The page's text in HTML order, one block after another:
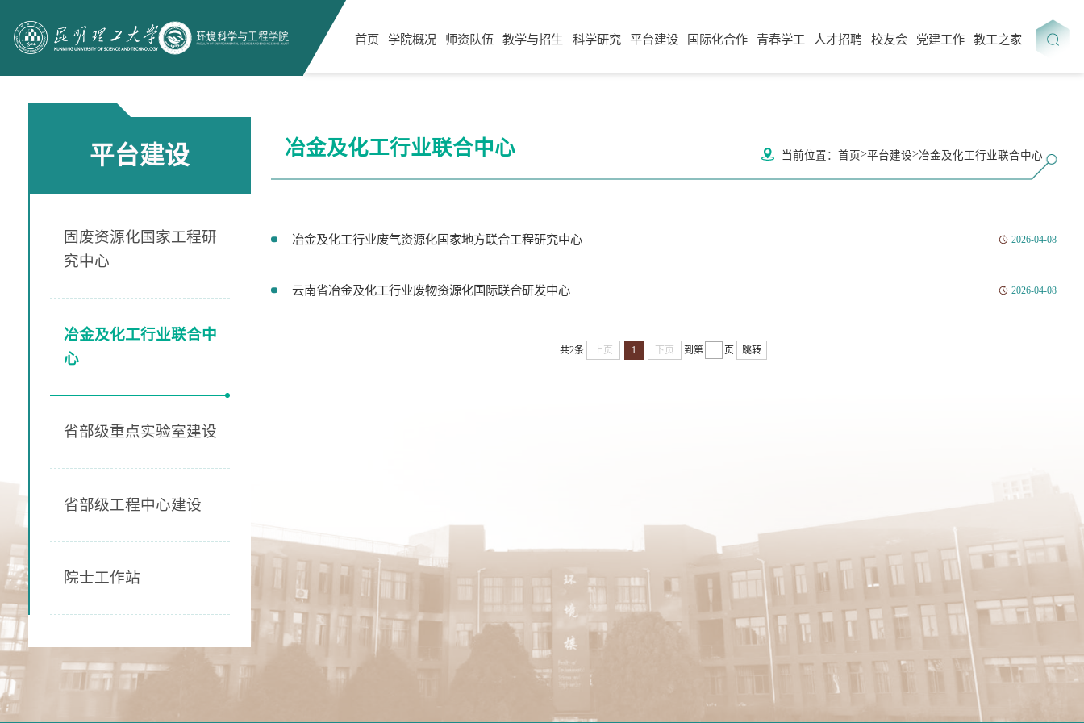
首页 学院概况 师资队伍 教学与招生 科学研究 平台建设 国际化合作 青春学工 人才招聘 校友会 党建工作 教工之家
平台建设
固废资源化国家工程研
究中心
冶金及化工行业联合中
心
省部级重点实验室建设
省部级工程中心建设
院士工作站
冶金及化工行业联合中心 当前位置： 首页>平台建设>冶金及化工行业联合中心
冶金及化工行业废气资源化国家地方联合工程研究中心 2026-04-08
云南省冶金及化工行业废物资源化国际联合研发中心 2026-04-08
共2条 上页 1 下页 到第 页 跳转